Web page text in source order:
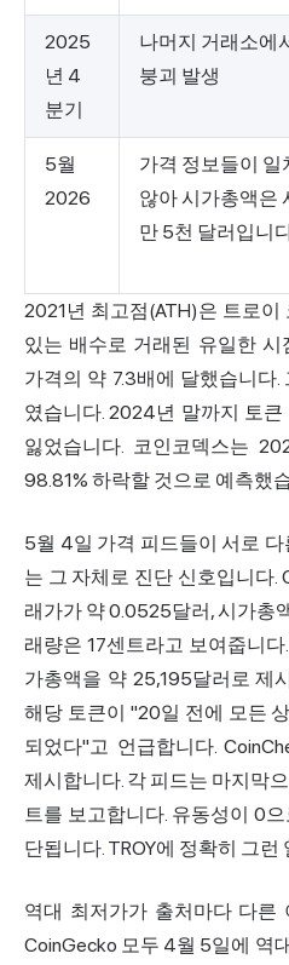
2025
년 4
분기
나머지 거래소에
붕괴 발생
5월
2026
가격 정보들이 일
않아 시가총액은
만 5천 달러입니
2021년 최고점(ATH)은 트로이
있는 배수로 거래된 유일한 시
가격의 약 7.3배에 달했습니다
였습니다. 2024년 말까지 토
잃었습니다. 코인코덱스는
98.81% 하락할 것으로 예측했
5월 4일 가격 피드들이 서로
는 그 자체로 진단 신호입니다.
래가가 약 0.0525달러, 시가총
래량은 17센트라고 보여줍니
가총액을 약 25,195달러로 제
해당 토큰이 "20일 전에 모든
되었다"고 언급합니다.
제시합니다. 각 피드는 마지막
트를 보고합니다. 유동성이 0
단됩니다. TROY에 정확히 그런
역대 최저가가 출처마다 다른
CoinGecko 모두 4월 5일에 역